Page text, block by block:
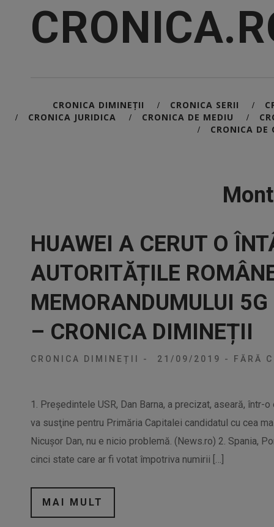
CRONICA DIMINEȚII / CRONICA SERII /
/ CRONICA JURIDICA / CRONICA DE MEDIU /
/ CRONICA DE
HUAWEI A CERUT O
AUTORITĂȚILE
MEMORANDUMULUI
– CRONICA DIMINEȚII
CRONICA DIMINEȚII - 21/09/2019 - FĂRĂ
1. Preşedintele USR, Dan Barna, a precizat, aseară, într-
va susţine pentru Primăria Capitalei candidatul cu cea
Nicuşor Dan, nu e nicio problemă. (News.ro) 2. Spania,
cinci state care ar fi votat împotriva numirii […]
MAI MULT